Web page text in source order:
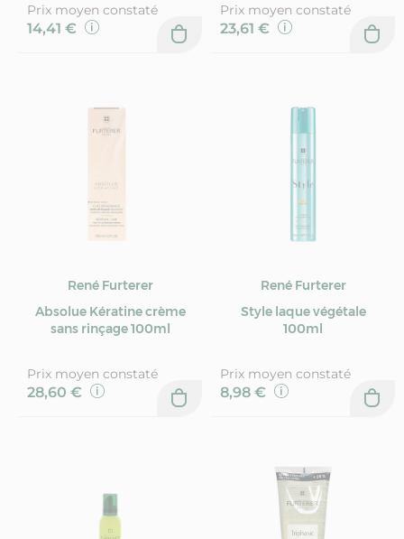
Prix moyen constaté
14,41 €
Prix moyen constaté
23,61 €
René Furterer
Absolue Kératine crème
sans rinçage 100ml
Prix moyen constaté
28,60 €
René Furterer
Style laque végétale
100ml
Prix moyen constaté
8,98 €